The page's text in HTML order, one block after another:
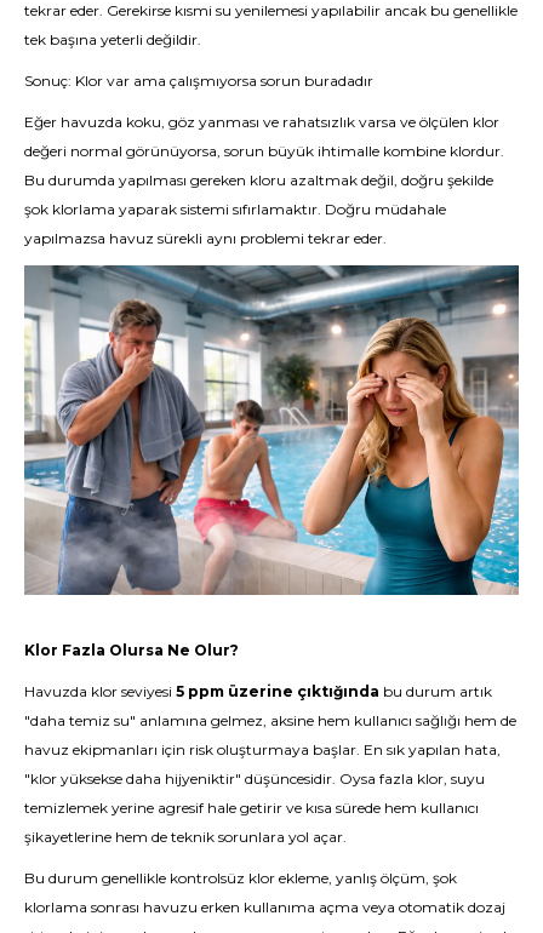
tekrar eder. Gerekirse kısmi su yenilemesi yapılabilir ancak bu genellikle
tek başına yeterli değildir.
Sonuç: Klor var ama çalışmıyorsa sorun buradadır
Eğer havuzda koku, göz yanması ve rahatsızlık varsa ve ölçülen klor
değeri normal görünüyorsa, sorun büyük ihtimalle kombine klordur.
Bu durumda yapılması gereken kloru azaltmak değil, doğru şekilde
şok klorlama yaparak sistemi sıfırlamaktır. Doğru müdahale
yapılmazsa havuz sürekli aynı problemi tekrar eder.
Klor Fazla Olursa Ne Olur?
Havuzda klor seviyesi 5 ppm üzerine çıktığında bu durum artık
"daha temiz su" anlamına gelmez, aksine hem kullanıcı sağlığı hem de
havuz ekipmanları için risk oluşturmaya başlar. En sık yapılan hata,
"klor yüksekse daha hijyeniktir" düşüncesidir. Oysa fazla klor, suyu
temizlemek yerine agresif hale getirir ve kısa sürede hem kullanıcı
şikayetlerine hem de teknik sorunlara yol açar.
Bu durum genellikle kontrolsüz klor ekleme, yanlış ölçüm, şok
klorlama sonrası havuzu erken kullanıma açma veya otomatik dozaj